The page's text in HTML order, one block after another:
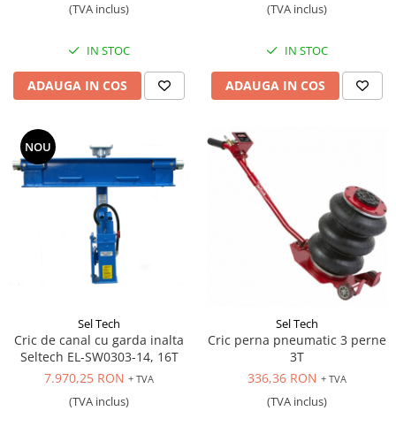
(TVA inclus)
IN STOC
ADAUGA IN COS
(TVA inclus)
IN STOC
ADAUGA IN COS
NOU
Sel Tech
Cric de canal cu garda inalta
Seltech EL-SW0303-14, 16T
7.970,25 RON + TVA
(TVA inclus)
Sel Tech
Cric perna pneumatic 3 perne
3T
336,36 RON + TVA
(TVA inclus)